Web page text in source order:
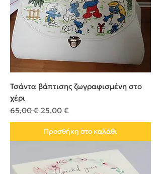
Τσάντα βάπτισης ζωγραφισμένη στο
χέρι
Κανονική τιμή
65,00 € Τιμή Έκπτωσης
25,00 €
Προσθήκη στο καλάθι